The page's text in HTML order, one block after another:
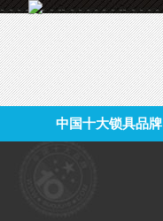
中国十大锁具品牌